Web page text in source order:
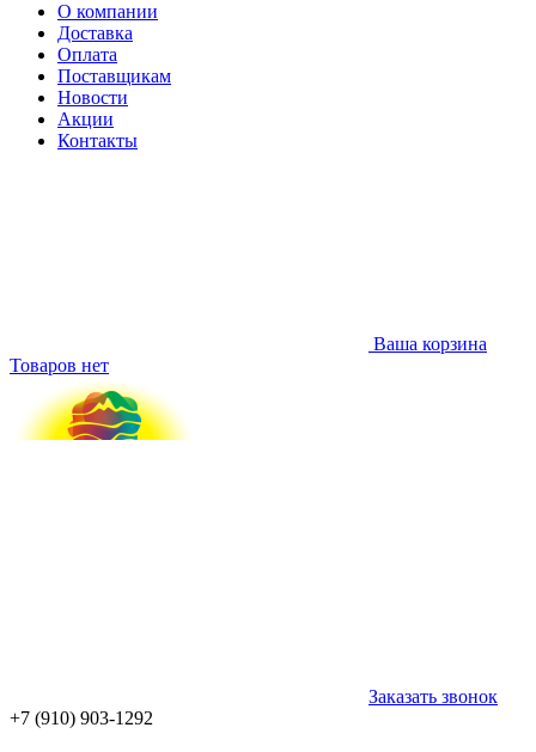
О компании
Доставка
Оплата
Поставщикам
Новости
Акции
Контакты
Ваша корзина
Товаров нет
Заказать звонок
+7 (910) 903-1292